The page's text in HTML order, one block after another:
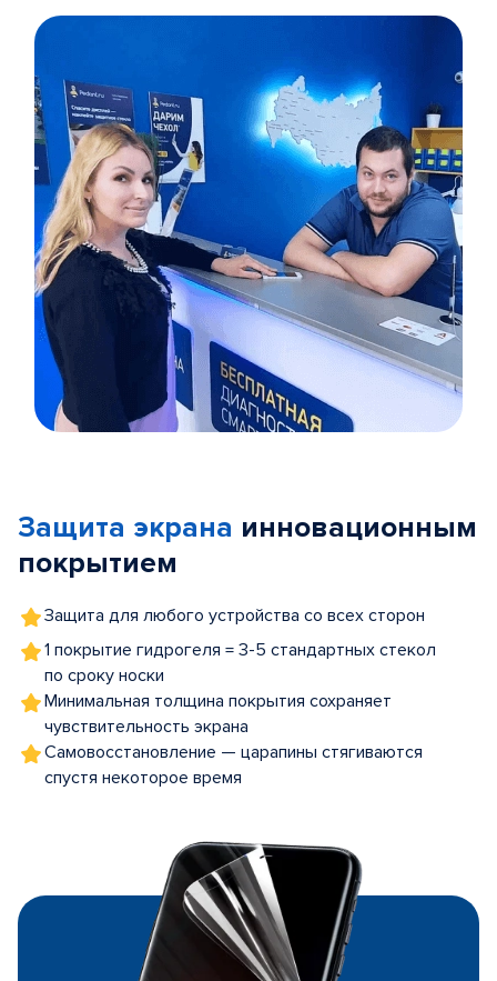
5
Защита экрана инновационным
покрытием
Защита для любого устройства со всех сторон
1 покрытие гидрогеля = 3-5 стандартных стекол
по сроку носки
Минимальная толщина покрытия сохраняет
чувствительность экрана
Самовосстановление — царапины стягиваются
спустя некоторое время